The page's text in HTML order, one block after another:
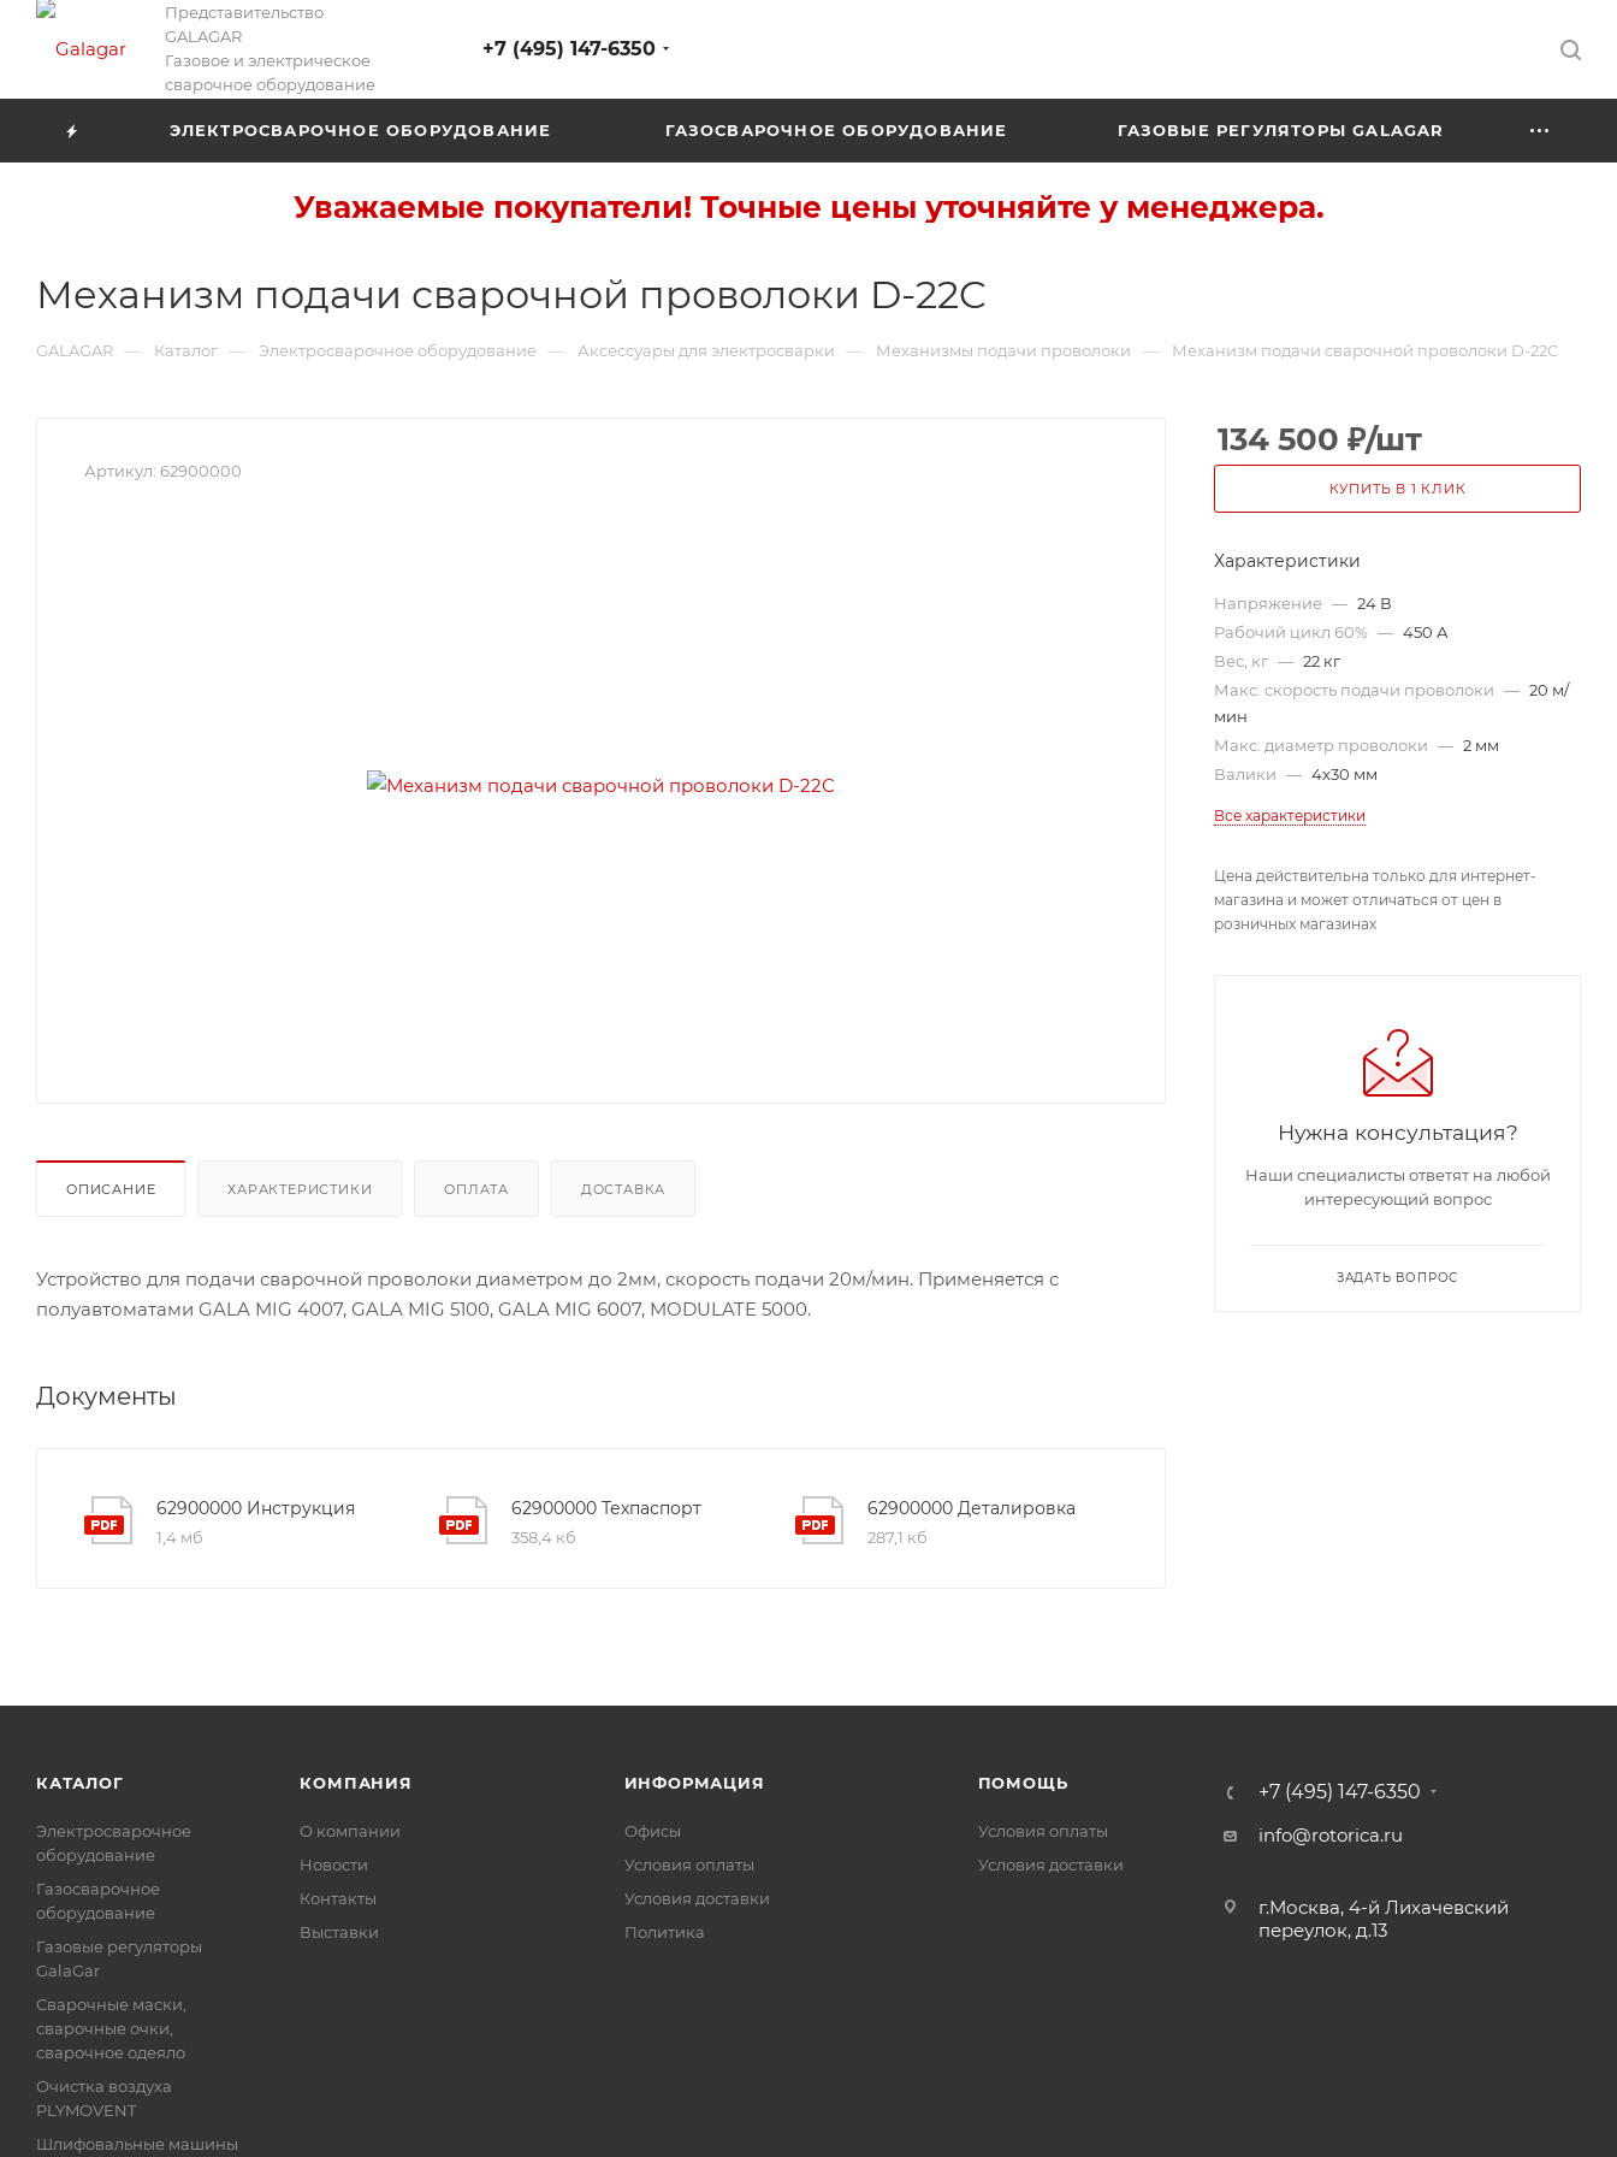
Представительство
GALAGAR
Газовое и электрическое
сварочное оборудование
+7 (495) 147-6350
ЭЛЕКТРОСВАРОЧНОЕ ОБОРУДОВАНИЕ ГАЗОСВАРОЧНОЕ ОБОРУДОВАНИЕ ГАЗОВЫЕ РЕГУЛЯТОРЫ GALAGAR
Уважаемые покупатели! Точные цены уточняйте у менеджера.
Механизм подачи сварочной проволоки D-22C
GALAGAR — Каталог — Электросварочное оборудование — Аксессуары для электросварки — Механизмы подачи проволоки — Механизм подачи сварочной проволоки D-22C
Артикул: 62900000
ОПИСАНИЕ ХАРАКТЕРИСТИКИ ОПЛАТА ДОСТАВКА
Устройство для подачи сварочной проволоки диаметром до 2мм, скорость подачи 20м/мин. Применяется с
полуавтоматами GALA MIG 4007, GALA MIG 5100, GALA MIG 6007, MODULATE 5000.
Документы
62900000 Инструкция
1,4 мб
62900000 Техпаспорт
358,4 кб
62900000 Деталировка
287,1 кб
134 500 ₽/шт
КУПИТЬ В 1 КЛИК
Характеристики
Напряжение — 24 В
Рабочий цикл 60% — 450 А
Вес, кг — 22 кг
Макс. скорость подачи проволоки — 20 м/
мин
Макс. диаметр проволоки — 2 мм
Валики — 4х30 мм
Все характеристики
Цена действительна только для интернет-
магазина и может отличаться от цен в
розничных магазинах
Нужна консультация?
Наши специалисты ответят на любой
интересующий вопрос
ЗАДАТЬ ВОПРОС
КАТАЛОГ
Электросварочное
оборудование
Газосварочное
оборудование
Газовые регуляторы
GalaGar
Сварочные маски,
сварочные очки,
сварочное одеяло
Очистка воздуха
PLYMOVENT
Шлифовальные машины
КОМПАНИЯ
О компании
Новости
Контакты
Выставки
ИНФОРМАЦИЯ
Офисы
Условия оплаты
Условия доставки
Политика
ПОМОЩЬ
Условия оплаты
Условия доставки
+7 (495) 147-6350
info@rotorica.ru
г.Москва, 4-й Лихачевский
переулок, д.13